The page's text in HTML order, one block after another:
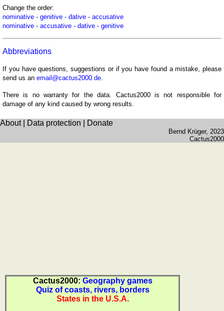
Quiz
of
towns
and
countries
More
games
Animal
quiz
Brain
Find
Change the order:
nominative - genitive - dative - accusative
nominative - accusative - dative - genitive
Abbreviations
If you have questions, suggestions or if you have found a mistake, please
send us an email@cactus2000.de.
There is no warranty for the data. Cactus2000 is not responsible for
damage of any kind caused by wrong results.
Cactus2000: Geography games
Quiz of coasts, rivers, borders
States in the U.S.A.
About| Data protection Donate
Bernd Krüger, 2023
Cactus2000